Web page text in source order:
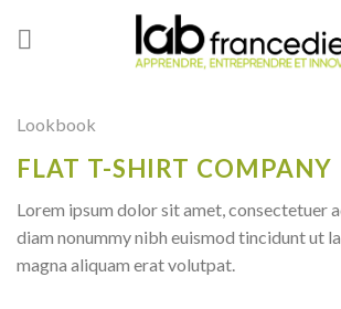
Lookbook
FLAT T-SHIRT COMPANY
Lorem ipsum dolor sit amet, consectetuer
diam nonummy nibh euismod tincidunt ut
magna aliquam erat volutpat.